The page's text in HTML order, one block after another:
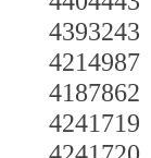
4393243
4214987
4187862
4241719